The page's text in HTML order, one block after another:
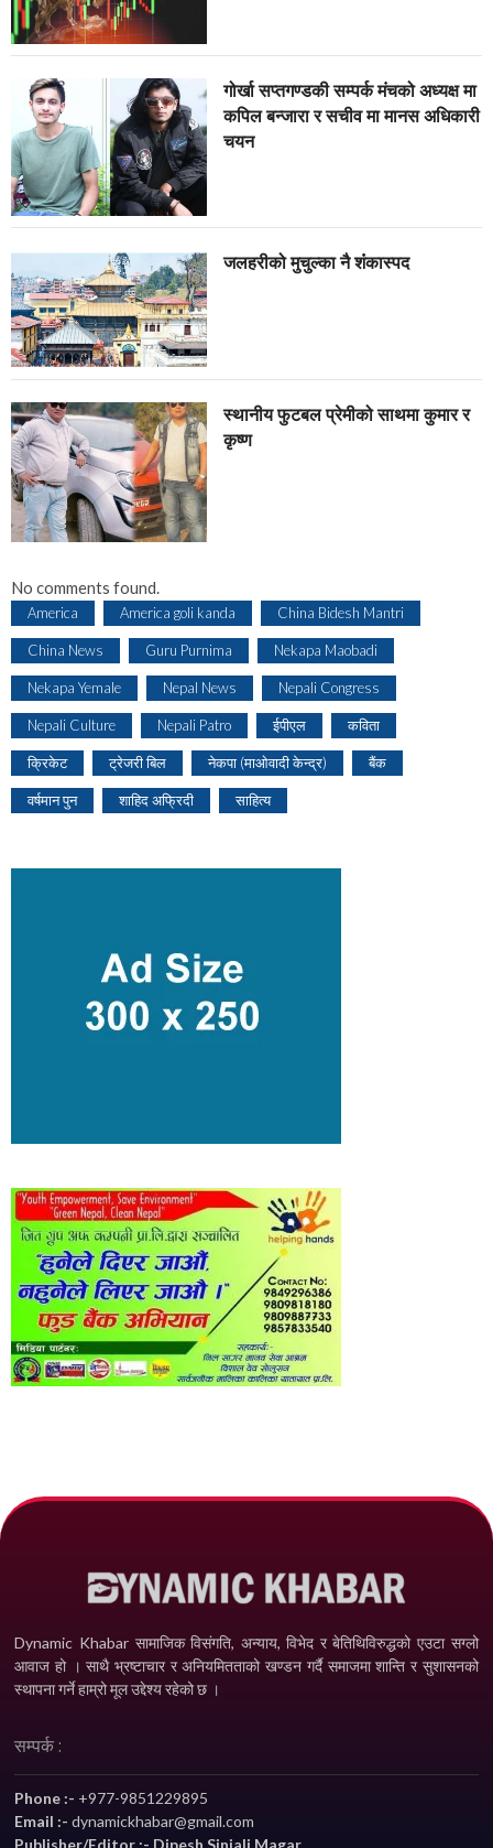
गोर्खा सप्तगण्डकी सम्पर्क मंचको अध्यक्ष मा
कपिल बन्जारा र सचीव मा मानस अधिकारी
चयन
जलहरीको मुचुल्का नै शंंकास्पद
स्थानीय फुटबल प्रेमीको साथमा कुमार र
कृष्ण
No comments found.
America America goli kanda China Bidesh Mantri
China News Guru Purnima Nekapa Maobadi
Nekapa Yemale Nepal News Nepali Congress
Nepali Culture Nepali Patro ईपीएल कविता
क्रिकेट ट्रेजरी बिल नेकपा (माओवादी केन्द्र) बैंक
वर्षमान पुन शाहिद अफ्रिदी साहित्य
Dynamic Khabar सामाजिक विसंगति, अन्याय, विभेद­ र बेतिथिविरुद्धको एउटा सग्लो
आवाज हो । साथै भ्रष्टाचार र अनियमितताको खण्डन गर्दै समाजमा शान्ति र सुशासनको
स्थापना गर्ने हाम्रो मूल उद्देश्य रहेको छ ।
सम्पर्क :
Phone :- +977-9851229895
Email :-dynamickhabar@gmail.com
Publisher/Editor :- Dipesh Sinjali Magar